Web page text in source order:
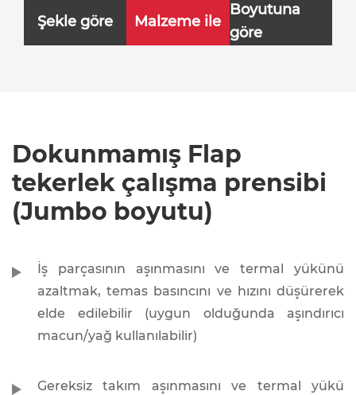
Şekle göre Malzeme ile
Boyutuna
göre
Dokunmamış Flap
tekerlek çalışma prensibi
(Jumbo boyutu)
İş parçasının aşınmasını ve termal yükünü
azaltmak, temas basıncını ve hızını düşürerek
elde edilebilir (uygun olduğunda aşındırıcı
macun/yağ kullanılabilir)
Gereksiz takım aşınmasını ve termal yükü